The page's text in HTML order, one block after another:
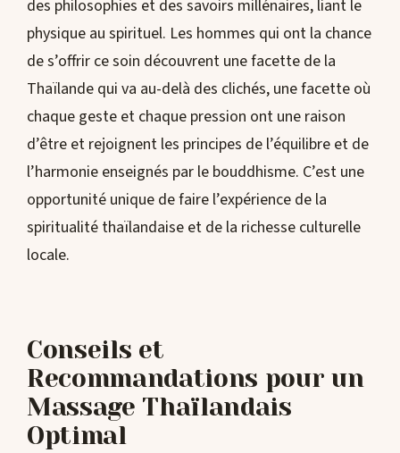
des philosophies et des savoirs millénaires, liant le
physique au spirituel. Les hommes qui ont la chance
de s’offrir ce soin découvrent une facette de la
Thaïlande qui va au-delà des clichés, une facette où
chaque geste et chaque pression ont une raison
d’être et rejoignent les principes de l’équilibre et de
l’harmonie enseignés par le bouddhisme. C’est une
opportunité unique de faire l’expérience de la
spiritualité thaïlandaise et de la richesse culturelle
locale.
Conseils et
Recommandations pour un
Massage Thaïlandais
Optimal